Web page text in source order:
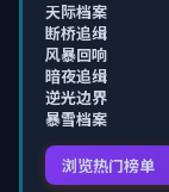
天际档案
断桥追缉
风暴回响
暗夜追缉
逆光边界
暴雪档案
浏览热门榜单